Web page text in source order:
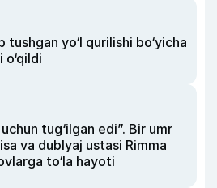
tushgan yo‘l qurilishi bo‘yicha
o‘qildi
tug‘ilgan edi”. Bir umr
va dublyaj ustasi Rimma
to‘la hayoti